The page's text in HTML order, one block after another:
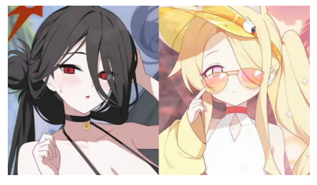
ゲームに多大な影響を受けた作家さんに取材し、ゲームが
日本のコンテンツ産業やカルチャーに与えた影響を探る企
画です。
日本モバイルゲーム産業史
日本のモバイルゲーム史における主要なトピック・タイト
ルを網羅するほか、開発者へのインタビューや識者による
解説を掲載。約20年の歴史が一望できる決定版！
若ゲのいたり〜ゲームクリエイターの青春〜
『うつヌケ』『ペンと箸』等で知られるマンガ家・田中圭
一先生によるゲーム業界レポートマンガです。
なんでゲームは面白い？